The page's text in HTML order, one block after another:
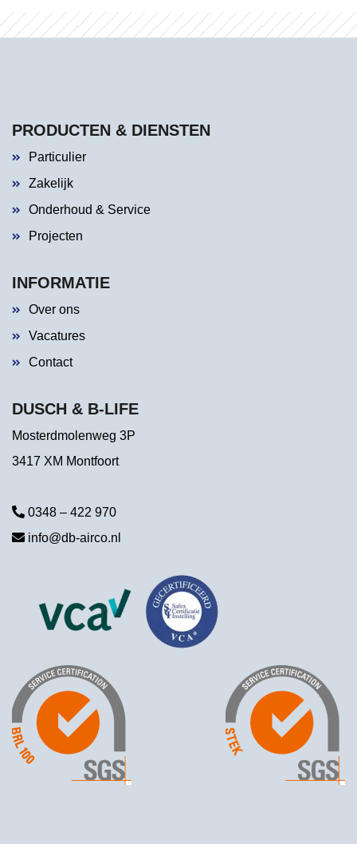
PRODUCTEN & DIENSTEN
Particulier
Zakelijk
Onderhoud & Service
Projecten
INFORMATIE
Over ons
Vacatures
Contact
DUSCH & B-LIFE
Mosterdmolenweg 3P
3417 XM Montfoort
0348 – 422 970
info@db-airco.nl